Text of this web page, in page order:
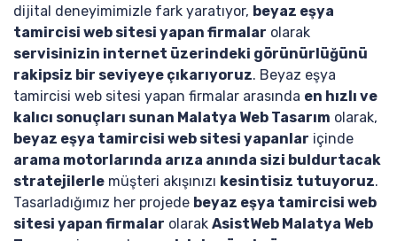
dijital deneyimimizle fark yaratıyor, beyaz eşya
tamircisi web sitesi yapan firmalar olarak
servisinizin internet üzerindeki görünürlüğünü
rakipsiz bir seviyeye çıkarıyoruz. Beyaz eşya
tamircisi web sitesi yapan firmalar arasında en hızlı ve
kalıcı sonuçları sunan Malatya Web Tasarım olarak,
beyaz eşya tamircisi web sitesi yapanlar içinde
arama motorlarında arıza anında sizi buldurtacak
stratejilerle müşteri akışınızı kesintisiz tutuyoruz.
Tasarladığımız her projede beyaz eşya tamircisi web
sitesi yapan firmalar olarak AsistWeb Malatya Web